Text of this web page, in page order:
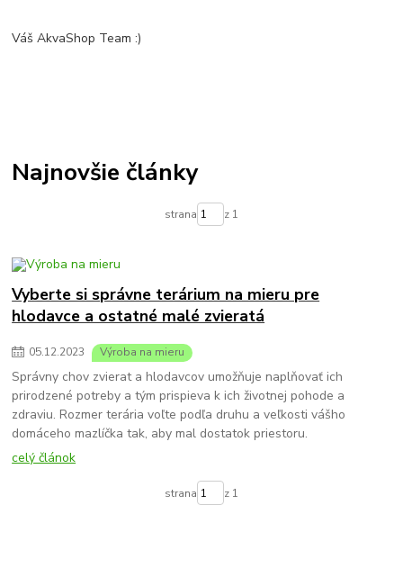
Váš AkvaShop Team :)
Najnovšie články
strana z 1
Vyberte si správne terárium na mieru pre
hlodavce a ostatné malé zvieratá
05.12.2023 Výroba na mieru
Správny chov zvierat a hlodavcov umožňuje naplňovať ich
prirodzené potreby a tým prispieva k ich životnej pohode a
zdraviu. Rozmer terária voľte podľa druhu a veľkosti vášho
domáceho mazlíčka tak, aby mal dostatok priestoru.
celý článok
strana z 1